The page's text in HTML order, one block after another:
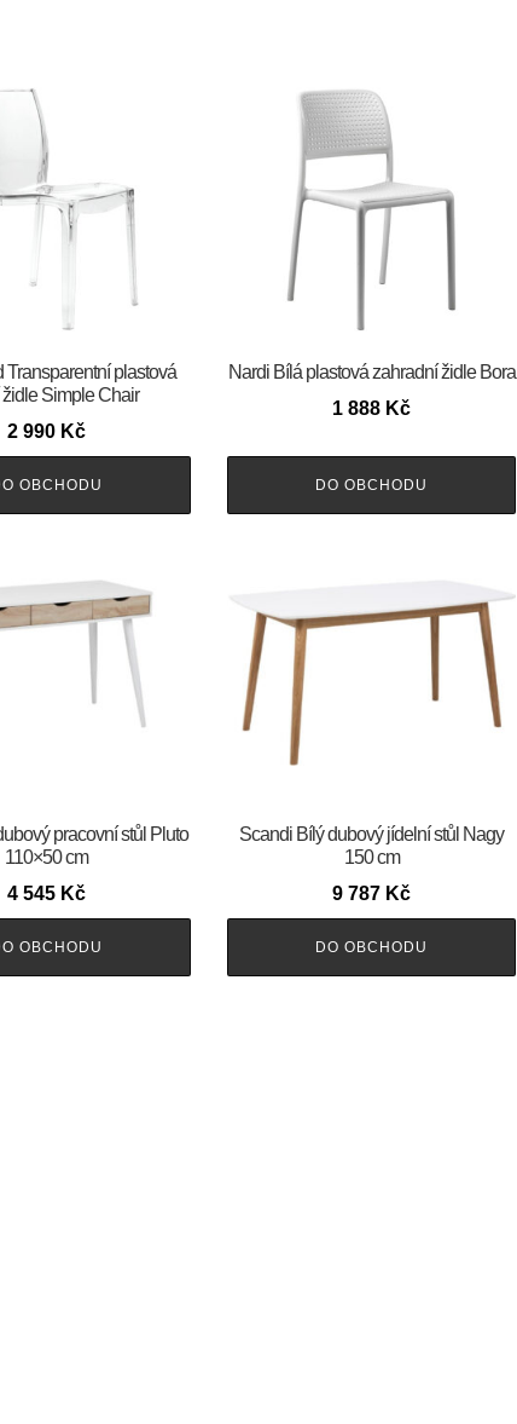
Transparentní plastová
Simple Chair
2 990 Kč
OBCHODU
Nardi Bílá plastová zahradní židle Bora
1 888 Kč
DO OBCHODU
pracovní stůl Pluto
110×50 cm
4 545 Kč
OBCHODU
Scandi Bílý dubový jídelní stůl Nagy
150 cm
9 787 Kč
DO OBCHODU